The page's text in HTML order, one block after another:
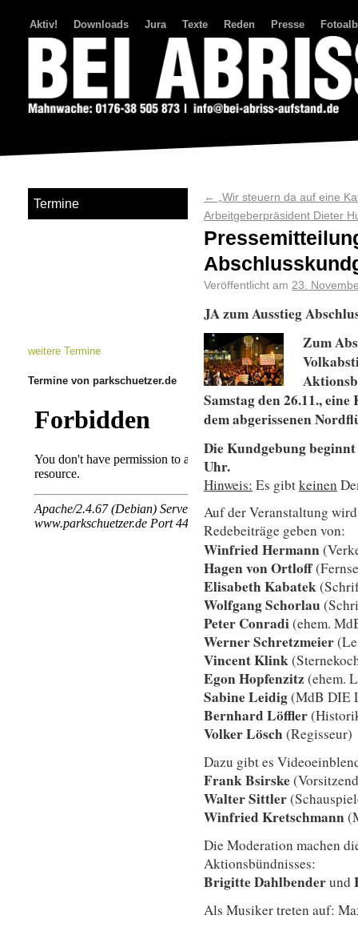
Aktiv! Downloads Jura Texte Reden Presse
← „Wir steuern da auf eine
Arbeitgeberpräsident Dieter
Veröffentlicht am 23.
JA zum Ausstieg
Zum
Samstag den 26.11.,
dem abgerissenen
Die Kundgebung
Uhr.
Hinweis: Es gibtkeinen
Auf der Veranstaltung
Redebeiträge geben von:
Winfried Hermann
Hagen von Ortloff
Elisabeth Kabatek
Wolfgang Schorlau
Peter Conradi(ehem.
Werner Schretzmeier
Vincent Klink
Egon Hopfenzitz(ehem.
Sabine Leidig(MdB DIE
Bernhard Löffler
Volker Lösch (Regisseur)
Dazu gibt es
Frank Bsirske
Walter Sittler
Winfried Kretschmann
Die Moderation machen
Aktionsbündnisses:
Brigitte Dahlbenderund
Als Musiker treten auf:
Termine
weitere Termine
Termine von parkschuetzer.de